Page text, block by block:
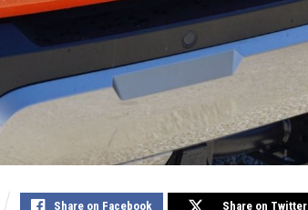
Share on Facebook Share on Twitter